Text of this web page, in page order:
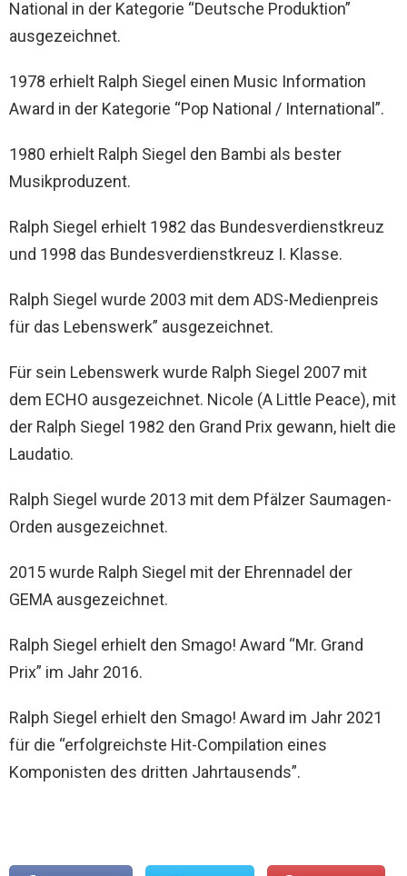
National in der Kategorie “Deutsche Produktion”
ausgezeichnet.
1978 erhielt Ralph Siegel einen Music Information
Award in der Kategorie “Pop National / International”.
1980 erhielt Ralph Siegel den Bambi als bester
Musikproduzent.
Ralph Siegel erhielt 1982 das Bundesverdienstkreuz
und 1998 das Bundesverdienstkreuz I. Klasse.
Ralph Siegel wurde 2003 mit dem ADS-Medienpreis
für das Lebenswerk” ausgezeichnet.
Für sein Lebenswerk wurde Ralph Siegel 2007 mit
dem ECHO ausgezeichnet. Nicole (A Little Peace), mit
der Ralph Siegel 1982 den Grand Prix gewann, hielt die
Laudatio.
Ralph Siegel wurde 2013 mit dem Pfälzer Saumagen-
Orden ausgezeichnet.
2015 wurde Ralph Siegel mit der Ehrennadel der
GEMA ausgezeichnet.
Ralph Siegel erhielt den Smago! Award “Mr. Grand
Prix” im Jahr 2016.
Ralph Siegel erhielt den Smago! Award im Jahr 2021
für die “erfolgreichste Hit-Compilation eines
Komponisten des dritten Jahrtausends”.